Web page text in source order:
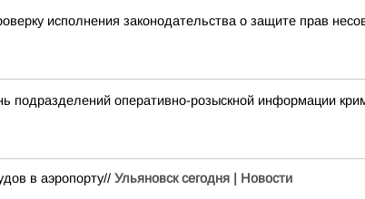
исполнения законодательства о защите прав
подразделений оперативно-розыскной информации
в аэропорту// Ульяновск сегодня | Новости